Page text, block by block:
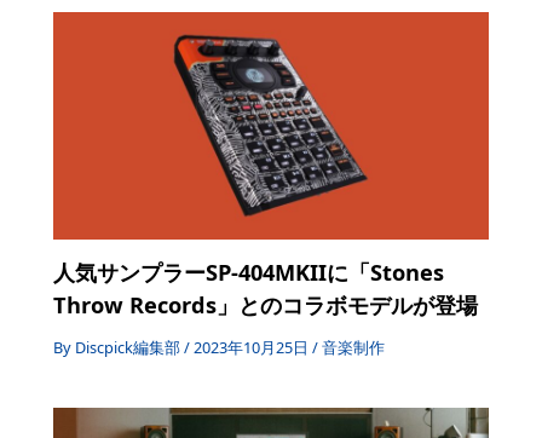
人気サンプラーSP-404MKIIに「Stones
Throw Records」とのコラボモデルが登場
By Discpick編集部/2023年10月25日/音楽制作